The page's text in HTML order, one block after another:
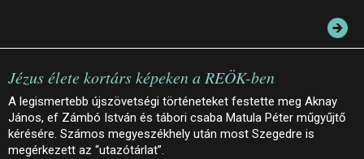
Jézus élete kortárs képeken a REÖK-ben
A legismertebb újszövetségi történeteket festette meg Aknay
János, ef Zámbó István és tábori csaba Matula Péter műgyűjtő
kérésére. Számos megyeszékhely után most Szegedre is
megérkezett az “utazótárlat”.